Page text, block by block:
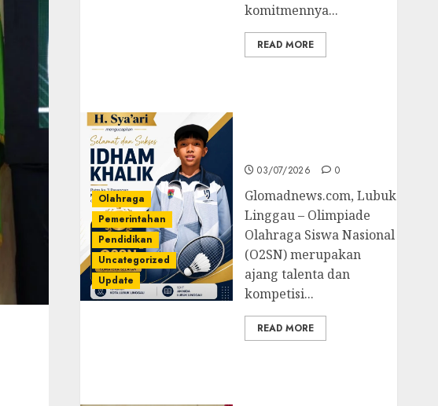
komitmennya...
READ MORE
Olahraga
Pemerintahan
Pendidikan
Uncategorized
Update
03/07/2026 0
Glomadnews.com, Lubuk
Linggau – Olimpiade
Olahraga Siswa Nasional
(O2SN) merupakan
ajang talenta dan
kompetisi...
READ MORE